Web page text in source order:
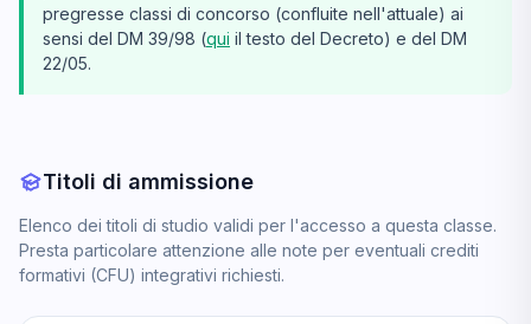
pregresse classi di concorso (confluite nell'attuale) ai
sensi del DM 39/98 (qui il testo del Decreto) e del DM
22/05.
Titoli di ammissione
Elenco dei titoli di studio validi per l'accesso a questa classe.
Presta particolare attenzione alle note per eventuali crediti
formativi (CFU) integrativi richiesti.